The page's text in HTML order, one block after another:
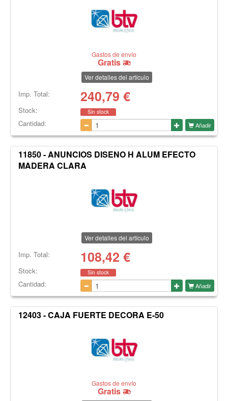
Gastos de envío
Gratis
Ver detalles del artículo
Imp. Total: 240,79 €
Stock: Sin stock
Cantidad: Añadir
11850 - ANUNCIOS DISENO H ALUM EFECTO
MADERA CLARA
Ver detalles del artículo
Imp. Total: 108,42 €
Stock: Sin stock
Cantidad: Añadir
12403 - CAJA FUERTE DECORA E-50
Gastos de envío
Gratis